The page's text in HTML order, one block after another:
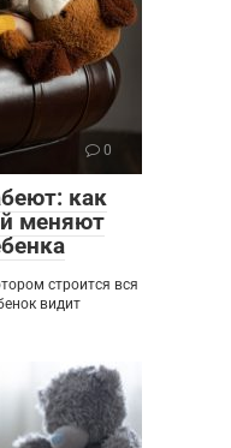
0
как
меняют
строится вся
видит